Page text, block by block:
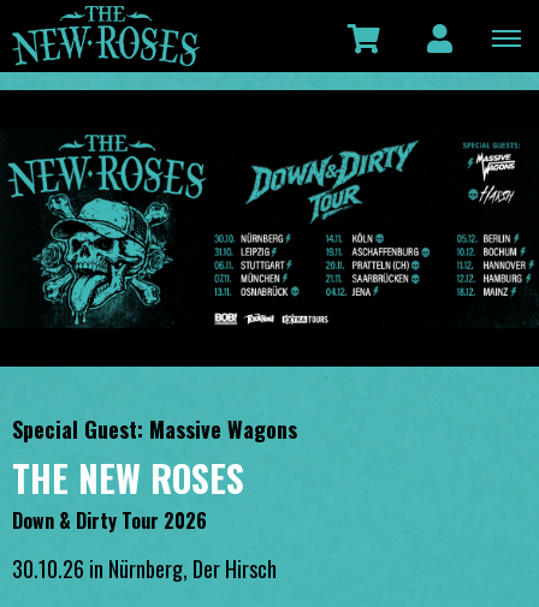
Special Guest: Massive Wagons
THE NEW ROSES
Down & Dirty Tour 2026
30.10.26 in Nürnberg, Der Hirsch